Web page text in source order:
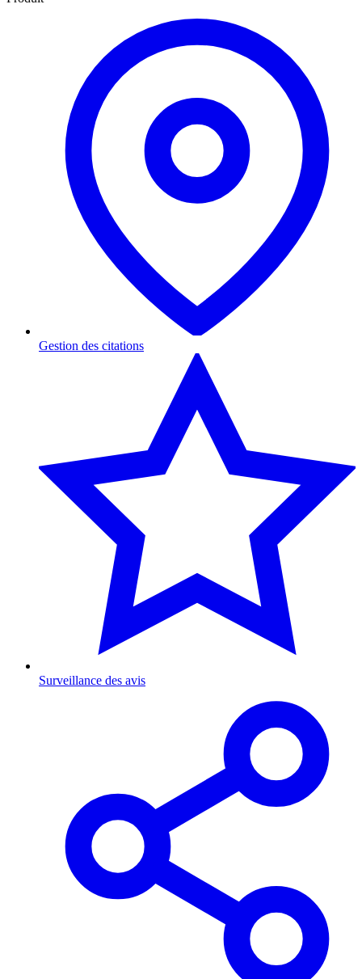
Gestion des citations
Surveillance des avis